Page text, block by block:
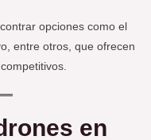
opciones como el
entre otros, que ofrecen
en